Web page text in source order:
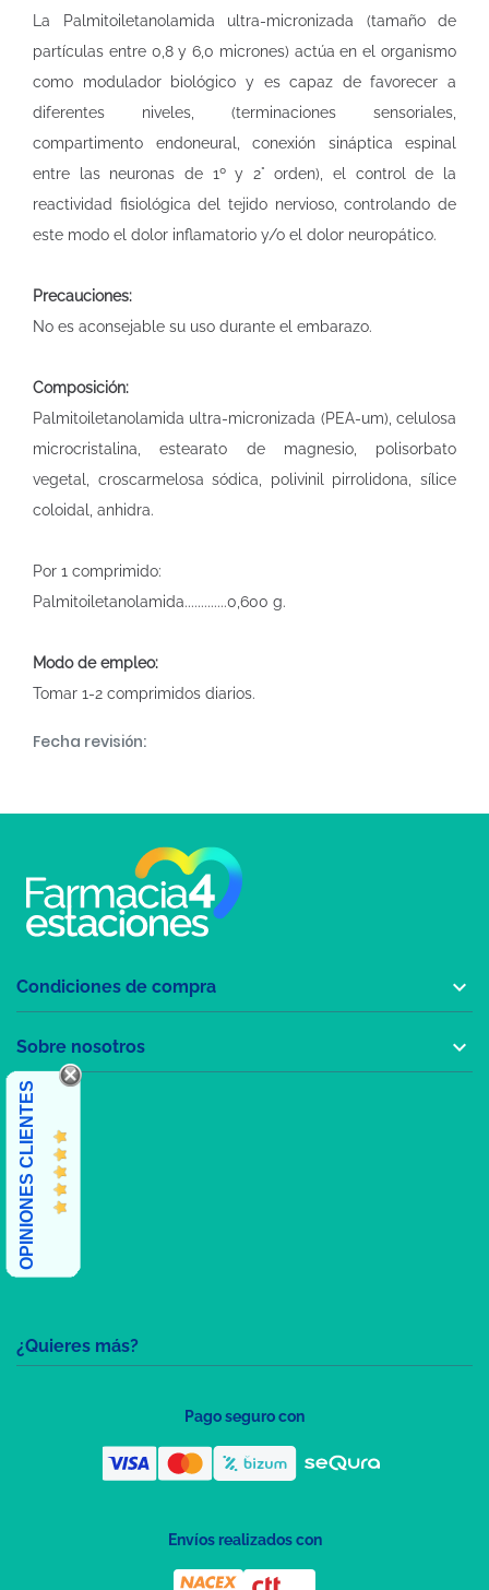
La Palmitoiletanolamida ultra-micronizada (tamaño de
partículas entre 0,8 y 6,0 micrones) actúa en el organismo
como modulador biológico y es capaz de favorecer a
diferentes niveles, (terminaciones sensoriales,
compartimento endoneural, conexión sináptica espinal
entre las neuronas de 1º y 2° orden), el control de la
reactividad fisiológica del tejido nervioso, controlando de
este modo el dolor inflamatorio y/o el dolor neuropático.
Precauciones:
No es aconsejable su uso durante el embarazo.
Composición:
Palmitoiletanolamida ultra-micronizada (PEA-um), celulosa
microcristalina, estearato de magnesio, polisorbato
vegetal, croscarmelosa sódica, polivinil pirrolidona, sílice
coloidal, anhidra.
Por 1 comprimido:
Palmitoiletanolamida.............0,600 g.
Modo de empleo:
Tomar 1-2 comprimidos diarios.
Fecha revisión:
¿Quieres más?
Condiciones de compra 
Sobre nosotros 
OPINIONES CLIENTES
Pago seguro con
Envíos realizados con